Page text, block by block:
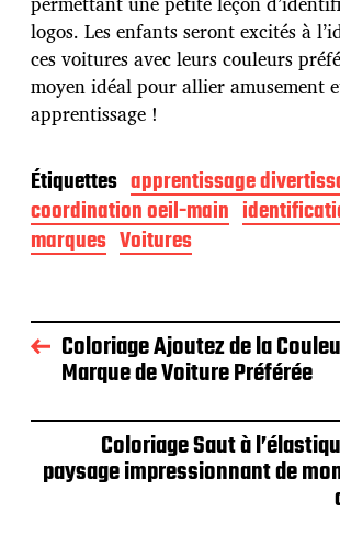
logos. Les enfants seront excités à
ces voitures avec leurs couleurs
moyen idéal pour allier amusement
apprentissage !
Étiquettes apprentissage
coordination oeil-main
marques Voitures
Coloriage Ajoutez de la
Marque de Voiture Préférée
Coloriage Saut à
paysage impressionnant de